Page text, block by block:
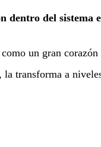
dentro del sistema
un gran
transforma a